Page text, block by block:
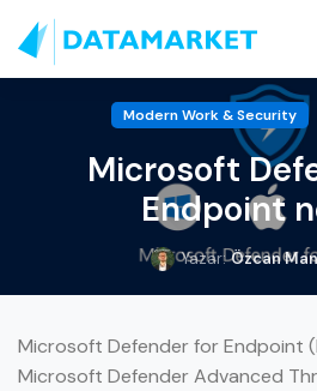
Modern Work & Security
Microsoft
Endpoint
Yazar: Özcan
Microsoft Defender for Endpoint
Microsoft Defender Advanced